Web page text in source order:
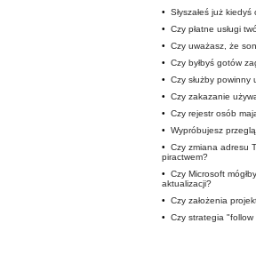
• Słyszałeś już
• Czy płatne usługi
• Czy uważasz, że
• Czy byłbyś gotów
• Czy służby powinny
• Czy zakazanie
• Czy rejestr osób
• Wypróbujesz
• Czy zmiana adresu
piractwem?
• Czy Microsoft
aktualizacji?
• Czy założenia
• Czy strategia